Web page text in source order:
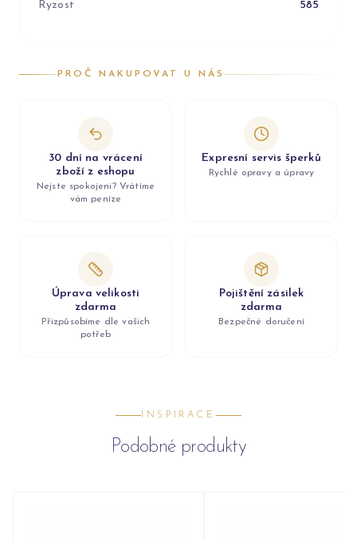
Ryzost 585
PROČ NAKUPOVAT U NÁS
30 dní na vrácení
zboží z eshopu
Nejste spokojeni? Vrátíme
vám peníze
Expresní servis šperků
Rychlé opravy a úpravy
Úprava velikosti
zdarma
Přizpůsobíme dle vašich
potřeb
Pojištění zásilek
zdarma
Bezpečné doručení
INSPIRACE
Podobné produkty